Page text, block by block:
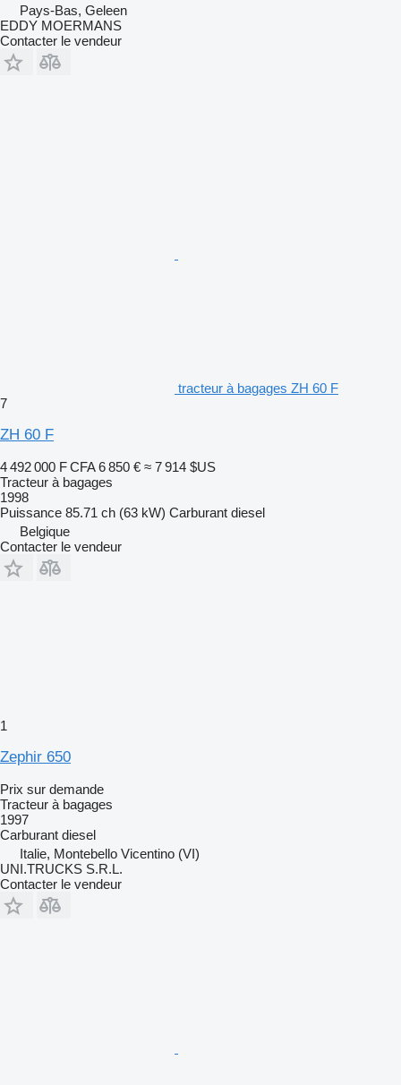
Pays-Bas, Geleen
EDDY MOERMANS
Contacter le vendeur
tracteur à bagages ZH 60 F
7
ZH 60 F
4 492 000 F CFA 6 850 € ≈ 7 914 $US
Tracteur à bagages
1998
Puissance 85.71 ch (63 kW) Carburant diesel
Belgique
Contacter le vendeur
1
Zephir 650
Prix sur demande
Tracteur à bagages
1997
Carburant diesel
Italie, Montebello Vicentino (VI)
UNI.TRUCKS S.R.L.
Contacter le vendeur